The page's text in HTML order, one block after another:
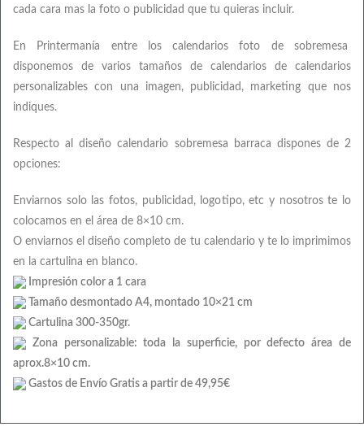
cada cara mas la foto o publicidad que tu quieras incluir.
En Printermanía entre los calendarios foto de sobremesa
disponemos de varios tamaños de calendarios de calendarios
personalizables con una imagen, publicidad, marketing que nos
indiques.
Respecto al diseño calendario sobremesa barraca dispones de 2
opciones:
Enviarnos solo las fotos, publicidad, logotipo, etc y nosotros te lo
colocamos en el área de 8×10 cm.
O enviarnos el diseño completo de tu calendario y te lo imprimimos
en la cartulina en blanco.
Impresión color a 1 cara
Tamaño desmontado A4, montado 10×21 cm
Cartulina 300-350gr.
Zona personalizable: toda la superficie, por defecto área de
aprox.8×10 cm.
Gastos de Envío Gratis a partir de 49,95€